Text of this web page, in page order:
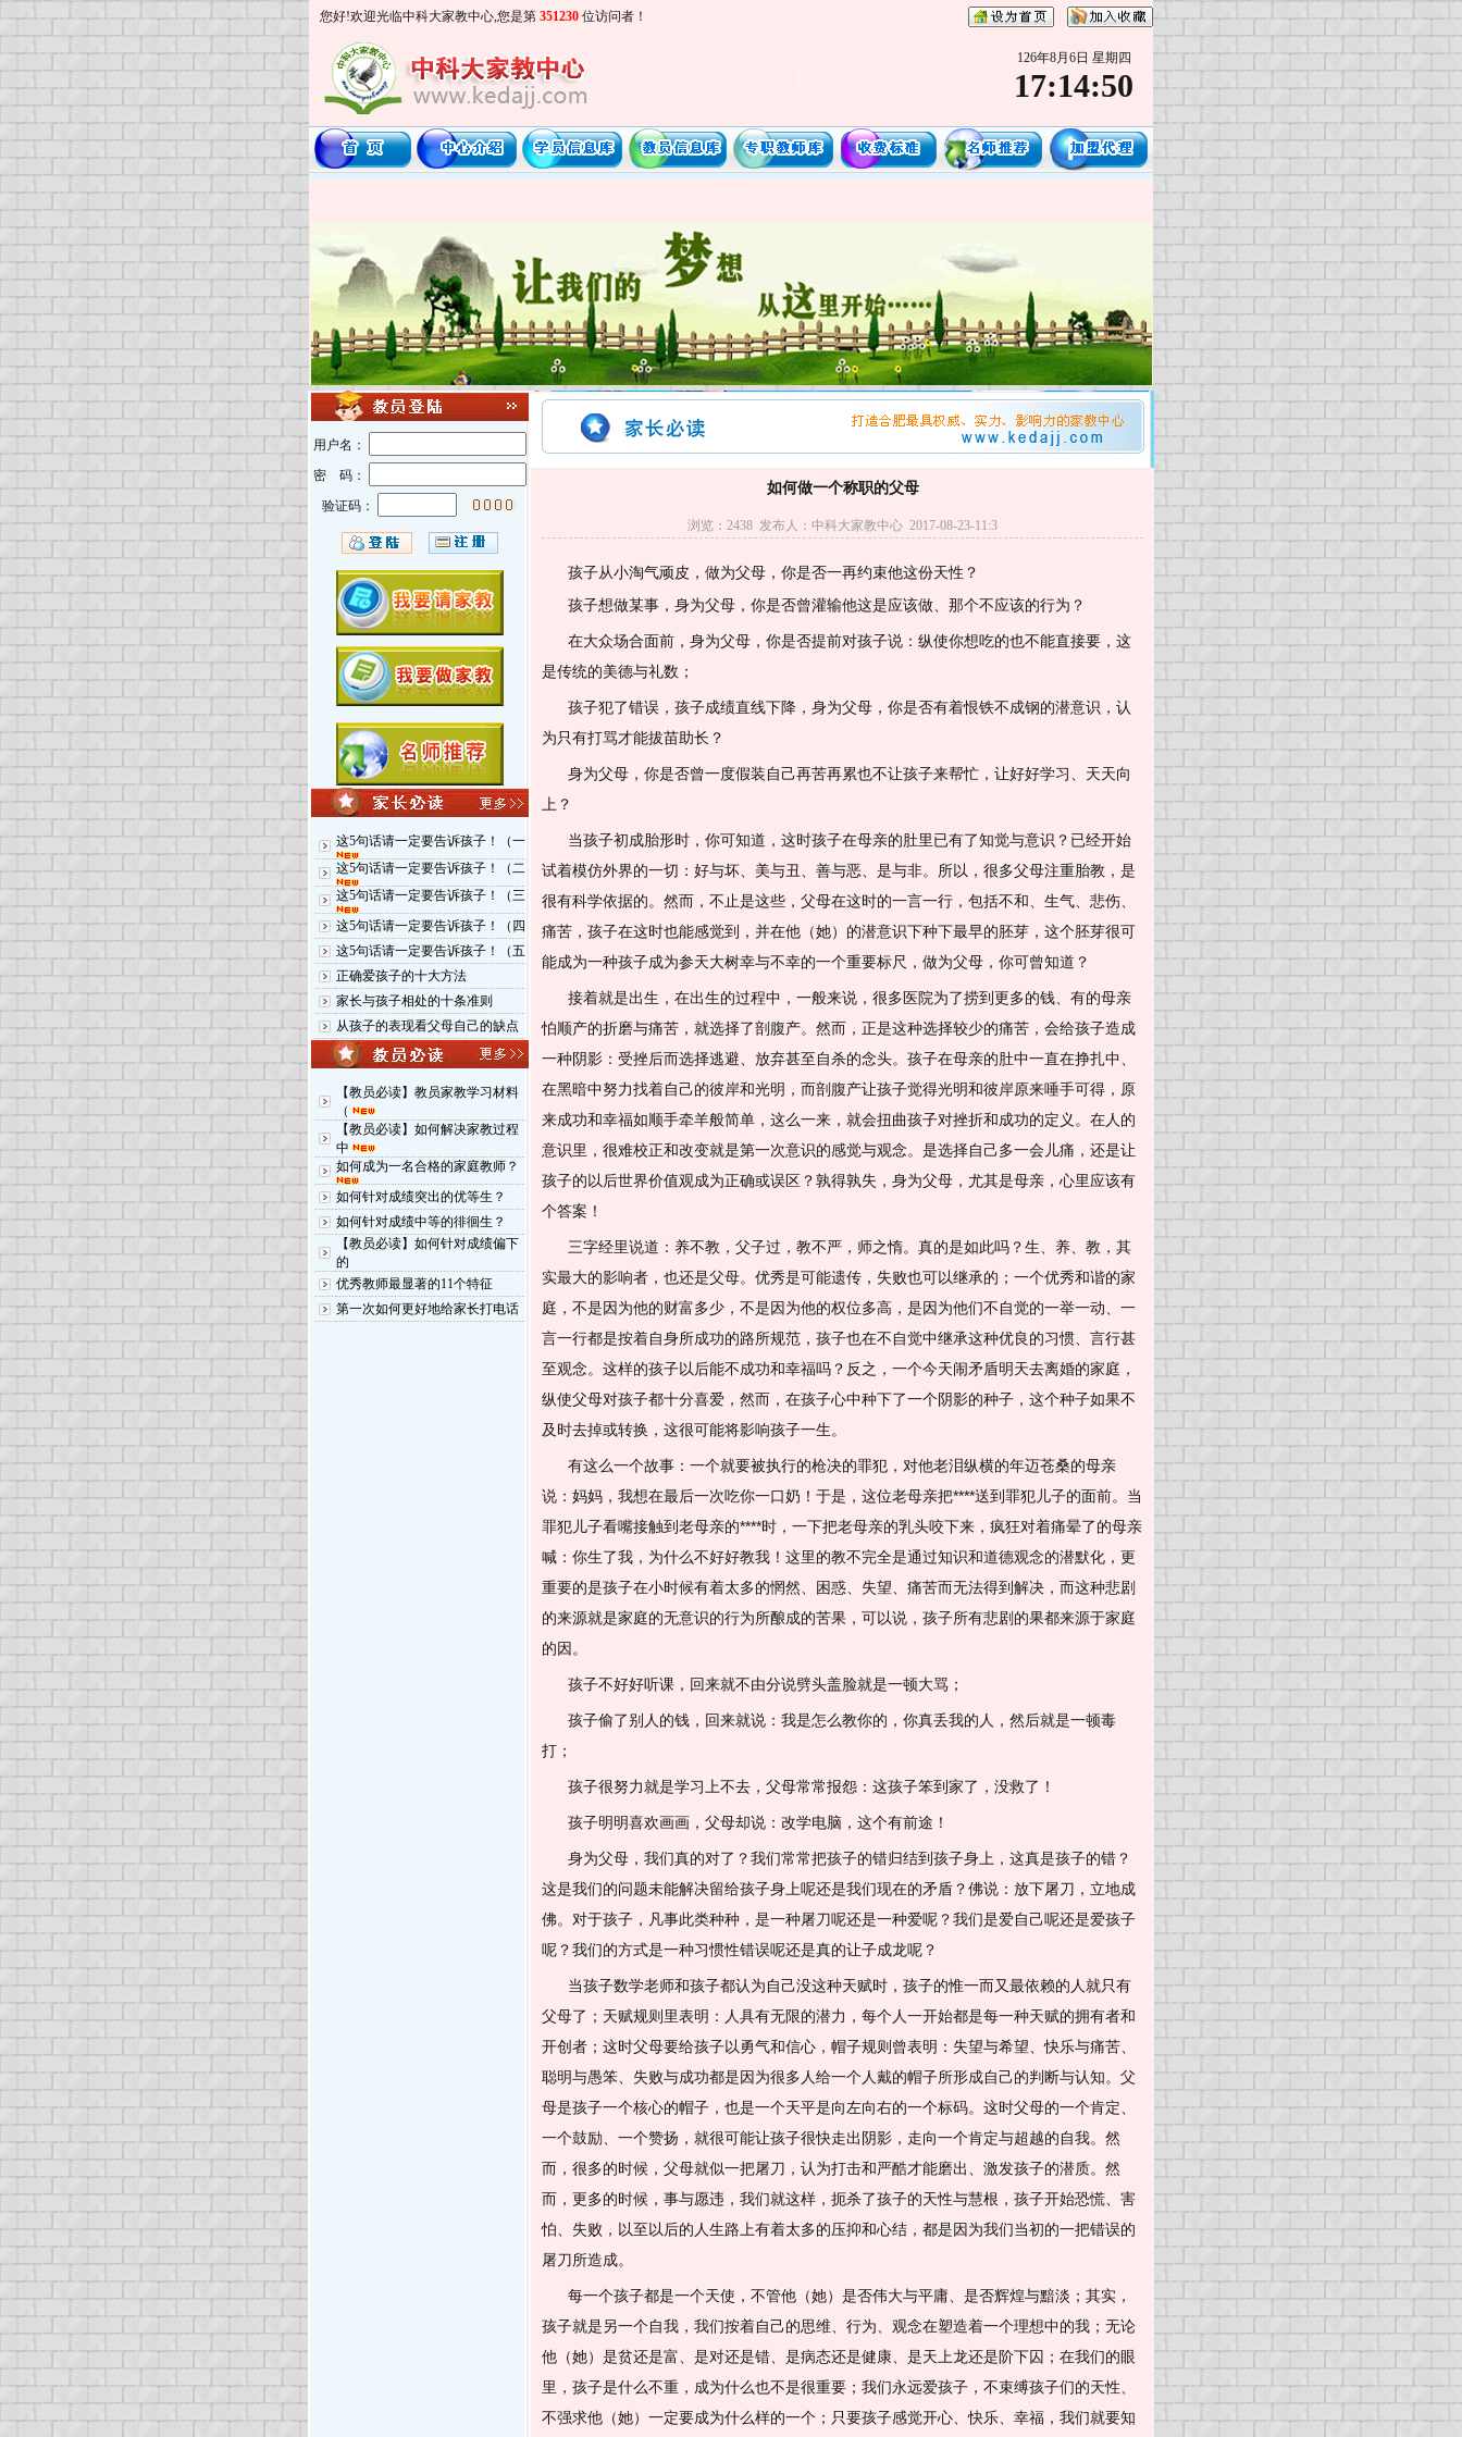
您好!欢迎光临中科大家教中心,您是第 351230 位访问者！
126年8月6日 星期四
17:14:51
用户名：
密 码：
验证码：
这5句话请一定要告诉孩子！（一
这5句话请一定要告诉孩子！（二
这5句话请一定要告诉孩子！（三
这5句话请一定要告诉孩子！（四
这5句话请一定要告诉孩子！（五
正确爱孩子的十大方法
家长与孩子相处的十条准则
从孩子的表现看父母自己的缺点
【教员必读】教员家教学习材料
（
【教员必读】如何解决家教过程
中
如何成为一名合格的家庭教师？
如何针对成绩突出的优等生？
如何针对成绩中等的徘徊生？
【教员必读】如何针对成绩偏下
的
优秀教师最显著的11个特征
第一次如何更好地给家长打电话
如何做一个称职的父母
浏览：2438 发布人：中科大家教中心 2017-08-23-11:3
孩子从小淘气顽皮，做为父母，你是否一再约束他这份天性？
孩子想做某事，身为父母，你是否曾灌输他这是应该做、那个不应该的行为？
在大众场合面前，身为父母，你是否提前对孩子说：纵使你想吃的也不能直接要，这
是传统的美德与礼数；
孩子犯了错误，孩子成绩直线下降，身为父母，你是否有着恨铁不成钢的潜意识，认
为只有打骂才能拔苗助长？
身为父母，你是否曾一度假装自己再苦再累也不让孩子来帮忙，让好好学习、天天向
上？
当孩子初成胎形时，你可知道，这时孩子在母亲的肚里已有了知觉与意识？已经开始
试着模仿外界的一切：好与坏、美与丑、善与恶、是与非。所以，很多父母注重胎教，是
很有科学依据的。然而，不止是这些，父母在这时的一言一行，包括不和、生气、悲伤、
痛苦，孩子在这时也能感觉到，并在他（她）的潜意识下种下最早的胚芽，这个胚芽很可
能成为一种孩子成为参天大树幸与不幸的一个重要标尺，做为父母，你可曾知道？
接着就是出生，在出生的过程中，一般来说，很多医院为了捞到更多的钱、有的母亲
怕顺产的折磨与痛苦，就选择了剖腹产。然而，正是这种选择较少的痛苦，会给孩子造成
一种阴影：受挫后而选择逃避、放弃甚至自杀的念头。孩子在母亲的肚中一直在挣扎中、
在黑暗中努力找着自己的彼岸和光明，而剖腹产让孩子觉得光明和彼岸原来唾手可得，原
来成功和幸福如顺手牵羊般简单，这么一来，就会扭曲孩子对挫折和成功的定义。在人的
意识里，很难校正和改变就是第一次意识的感觉与观念。是选择自己多一会儿痛，还是让
孩子的以后世界价值观成为正确或误区？孰得孰失，身为父母，尤其是母亲，心里应该有
个答案！
三字经里说道：养不教，父子过，教不严，师之惰。真的是如此吗？生、养、教，其
实最大的影响者，也还是父母。优秀是可能遗传，失败也可以继承的；一个优秀和谐的家
庭，不是因为他的财富多少，不是因为他的权位多高，是因为他们不自觉的一举一动、一
言一行都是按着自身所成功的路所规范，孩子也在不自觉中继承这种优良的习惯、言行甚
至观念。这样的孩子以后能不成功和幸福吗？反之，一个今天闹矛盾明天去离婚的家庭，
纵使父母对孩子都十分喜爱，然而，在孩子心中种下了一个阴影的种子，这个种子如果不
及时去掉或转换，这很可能将影响孩子一生。
有这么一个故事：一个就要被执行的枪决的罪犯，对他老泪纵横的年迈苍桑的母亲
说：妈妈，我想在最后一次吃你一口奶！于是，这位老母亲把****送到罪犯儿子的面前。当
罪犯儿子看嘴接触到老母亲的****时，一下把老母亲的乳头咬下来，疯狂对着痛晕了的母亲
喊：你生了我，为什么不好好教我！这里的教不完全是通过知识和道德观念的潜默化，更
重要的是孩子在小时候有着太多的惘然、困惑、失望、痛苦而无法得到解决，而这种悲剧
的来源就是家庭的无意识的行为所酿成的苦果，可以说，孩子所有悲剧的果都来源于家庭
的因。
孩子不好好听课，回来就不由分说劈头盖脸就是一顿大骂；
孩子偷了别人的钱，回来就说：我是怎么教你的，你真丢我的人，然后就是一顿毒
打；
孩子很努力就是学习上不去，父母常常报怨：这孩子笨到家了，没救了！
孩子明明喜欢画画，父母却说：改学电脑，这个有前途！
身为父母，我们真的对了？我们常常把孩子的错归结到孩子身上，这真是孩子的错？
这是我们的问题未能解决留给孩子身上呢还是我们现在的矛盾？佛说：放下屠刀，立地成
佛。对于孩子，凡事此类种种，是一种屠刀呢还是一种爱呢？我们是爱自己呢还是爱孩子
呢？我们的方式是一种习惯性错误呢还是真的让子成龙呢？
当孩子数学老师和孩子都认为自己没这种天赋时，孩子的惟一而又最依赖的人就只有
父母了；天赋规则里表明：人具有无限的潜力，每个人一开始都是每一种天赋的拥有者和
开创者；这时父母要给孩子以勇气和信心，帽子规则曾表明：失望与希望、快乐与痛苦、
聪明与愚笨、失败与成功都是因为很多人给一个人戴的帽子所形成自己的判断与认知。父
母是孩子一个核心的帽子，也是一个天平是向左向右的一个标码。这时父母的一个肯定、
一个鼓励、一个赞扬，就很可能让孩子很快走出阴影，走向一个肯定与超越的自我。然
而，很多的时候，父母就似一把屠刀，认为打击和严酷才能磨出、激发孩子的潜质。然
而，更多的时候，事与愿违，我们就这样，扼杀了孩子的天性与慧根，孩子开始恐慌、害
怕、失败，以至以后的人生路上有着太多的压抑和心结，都是因为我们当初的一把错误的
屠刀所造成。
每一个孩子都是一个天使，不管他（她）是否伟大与平庸、是否辉煌与黯淡；其实，
孩子就是另一个自我，我们按着自己的思维、行为、观念在塑造着一个理想中的我；无论
他（她）是贫还是富、是对还是错、是病态还是健康、是天上龙还是阶下囚；在我们的眼
里，孩子是什么不重，成为什么也不是很重要；我们永远爱孩子，不束缚孩子们的天性、
不强求他（她）一定要成为什么样的一个；只要孩子感觉开心、快乐、幸福，我们就要知